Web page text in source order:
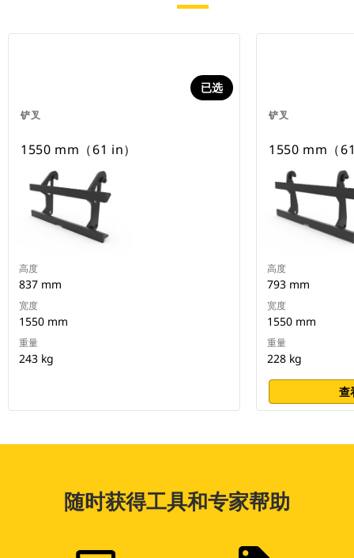
铲叉
已选
1550 mm（61 in）
高度
837 mm
宽度
1550 mm
重量
243 kg
铲叉
1550 mm（
高度
793 mm
宽度
1550 mm
重量
228 kg
查
随时获得工具和专家帮助